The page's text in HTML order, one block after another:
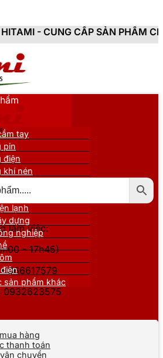
SẢN PHẨM CHÍNH HÃNG, MỚI
làm việc:
- 17h45)
0932623575
tay
pin
điện
khí nén
đỡ
lạnh
dựng
nghiệp
sản phẩm khác
hàng
thanh toán
chuyển